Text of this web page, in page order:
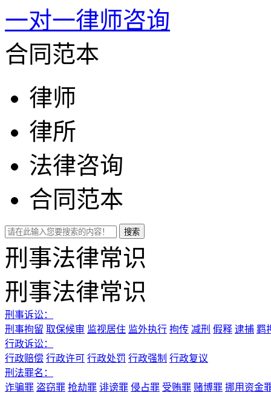
一对一律师咨询
合同范本
律师
律所
法律咨询
合同范本
刑事法律常识
刑事法律常识
刑事诉讼：
刑事拘留 取保候审 监视居住 监外执行 拘传 减刑 假释 逮捕 羁
行政诉讼：
行政赔偿 行政许可 行政处罚 行政强制 行政复议
刑法罪名：
诈骗罪 盗窃罪 抢劫罪 诽谤罪 侵占罪 受贿罪 赌博罪 挪用资金